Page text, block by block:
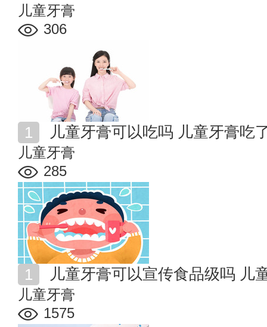
儿童牙膏
306
儿童牙膏可以吃吗 儿童牙膏吃
儿童牙膏
285
儿童牙膏可以宣传食品级吗 儿
儿童牙膏
1575